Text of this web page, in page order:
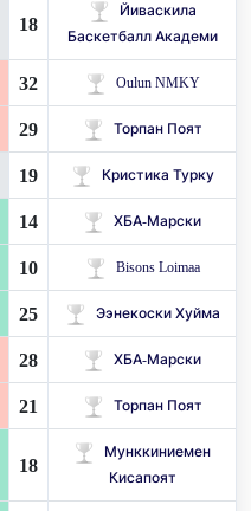
18
Йиваскила
Баскетбалл Академи
32 Oulun NMKY
29 Торпан Поят
19 Кристика Турку
14 ХБА-Марски
10 Bisons Loimaa
25 Ээнекоски Хуйма
28 ХБА-Марски
21 Торпан Поят
18
Мунккиниемен
Кисапоят